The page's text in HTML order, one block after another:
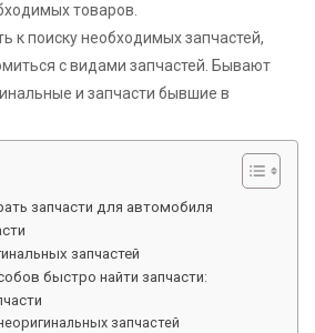
товаров.
к поиску необходимых запчастей,
с видами запчастей. Бывают
и запчасти бывшие в
запчасти для автомобиля
запчастей
быстро найти запчасти:
запчастей